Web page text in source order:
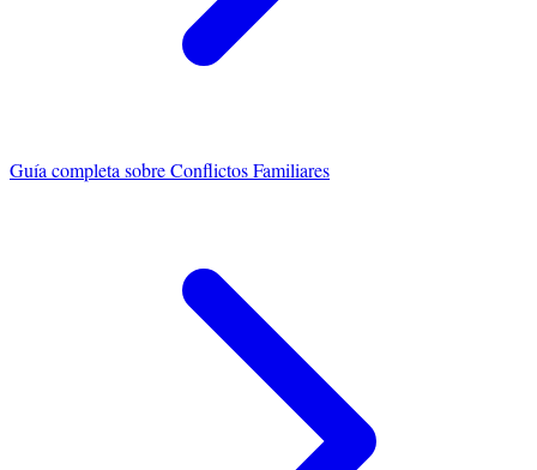
Guía completa sobreConflictos Familiares